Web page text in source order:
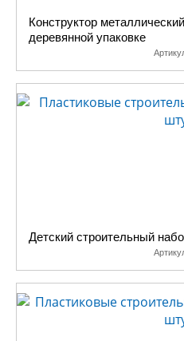
Конструктор
деревянной упаковке
Детский строительный